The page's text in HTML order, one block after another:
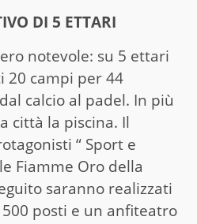
DI 5 ETTARI
notevole: su 5 ettari
20 campi per 44
calcio al padel. In più
città la piscina. Il
“ Sport e
Fiamme Oro della
saranno realizzati
posti e un anfiteatro